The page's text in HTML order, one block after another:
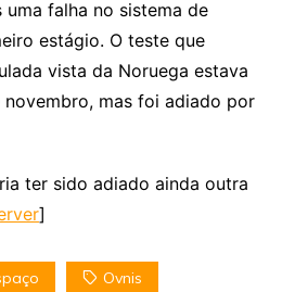
falha no sistema de
estágio. O teste que
vista da Noruega estava
mas foi adiado por
ter sido adiado ainda outra
]
Ovnis